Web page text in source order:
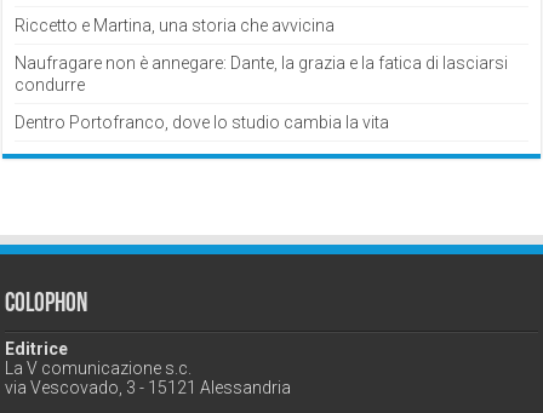
Riccetto e Martina, una storia che avvicina
Naufragare non è annegare: Dante, la grazia e la fatica di lasciarsi
condurre
Dentro Portofranco, dove lo studio cambia la vita
Colophon
Editrice
La V comunicazione s.c.
via Vescovado, 3 - 15121 Alessandria